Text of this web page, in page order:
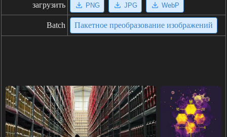
загрузить PNG JPG WebP
Batch Пакетное преобразование изображений